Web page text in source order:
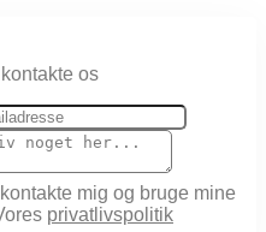
os
mig og bruge mine
privatlivspolitik